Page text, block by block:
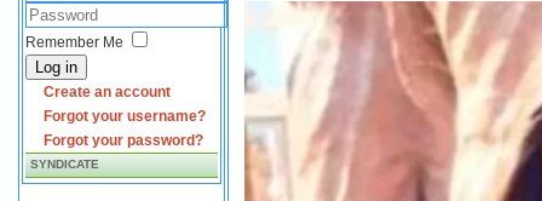
Remember Me
Log in
Create an account
Forgot your username?
Forgot your password?
SYNDICATE